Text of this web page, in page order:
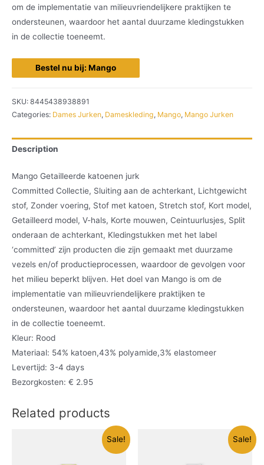
om de implementatie van milieuvriendelijkere praktijken te
ondersteunen, waardoor het aantal duurzame kledingstukken
in de collectie toeneemt.
Bestel nu bij: Mango
SKU: 8445438938891
Categories: Dames Jurken, Dameskleding, Mango, Mango Jurken
Description
Mango Getailleerde katoenen jurk
Committed Collectie, Sluiting aan de achterkant, Lichtgewicht
stof, Zonder voering, Stof met katoen, Stretch stof, Kort model,
Getailleerd model, V-hals, Korte mouwen, Ceintuurlusjes, Split
onderaan de achterkant, Kledingstukken met het label
‘committed’ zijn producten die zijn gemaakt met duurzame
vezels en/of productieprocessen, waardoor de gevolgen voor
het milieu beperkt blijven. Het doel van Mango is om de
implementatie van milieuvriendelijkere praktijken te
ondersteunen, waardoor het aantal duurzame kledingstukken
in de collectie toeneemt.
Kleur: Rood
Materiaal: 54% katoen,43% polyamide,3% elastomeer
Levertijd: 3-4 days
Bezorgkosten: € 2.95
Related products
Sale! Sale!